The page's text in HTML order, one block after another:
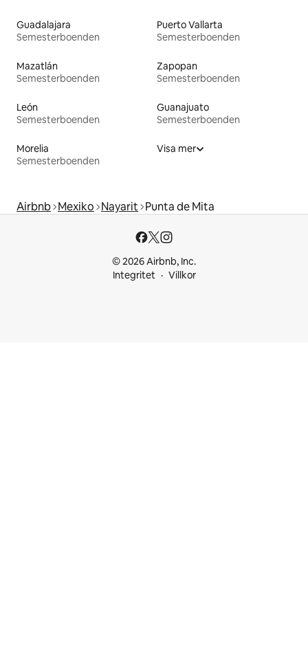
Guadalajara
Semesterboenden
Puerto Vallarta
Semesterboenden
Mazatlán
Semesterboenden
Zapopan
Semesterboenden
León
Semesterboenden
Guanajuato
Semesterboenden
Morelia
Semesterboenden
Visa mer
Airbnb Mexiko Nayarit Punta de Mita
© 2026 Airbnb, Inc.
Integritet
Villkor